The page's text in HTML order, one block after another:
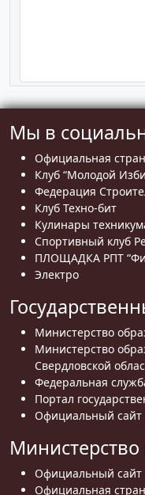
Мы в
Официальная
Клуб “Молодой
Федерация
Клуб Техно-бит
Кулинары
Спортивный клуб
ПЛОЩАДКА РПТ
Электро
Министерство
Министерство
Свердловской
Федеральная
Портал
Официальный
Официальный
Официальная